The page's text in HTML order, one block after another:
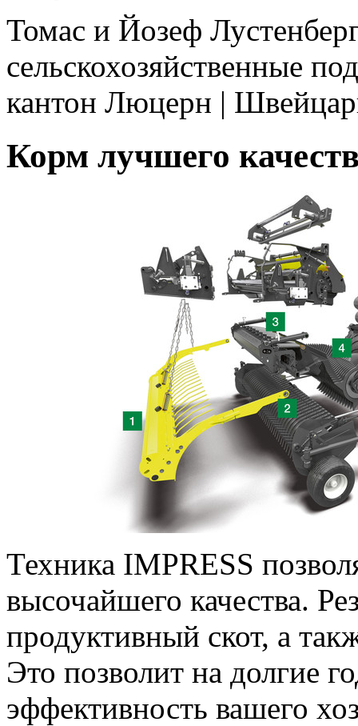
Томас и Йозеф
сельскохозяйственные
кантон Люцерн |
Корм лучшего
Техника IMPRESS
высочайшего качества.
продуктивный скот, а
Это позволит на долгие
эффективность вашего